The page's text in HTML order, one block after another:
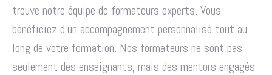
trouve notre équipe de formateurs experts. Vous
bénéficiez d'un accompagnement personnalisé tout au
long de votre formation. Nos formateurs ne sont pas
seulement des enseignants, mais des mentors engagés